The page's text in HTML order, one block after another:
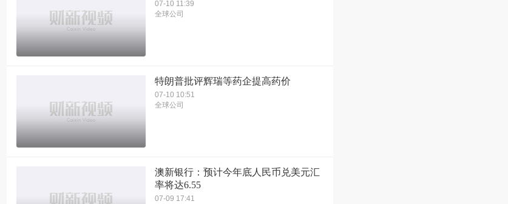
07-10 11:39
全球公司
特朗普批评辉瑞等药企提高药价
07-10 10:51
全球公司
澳新银行：预计今年底人民币兑美元汇
率将达6.55
07-09 17:41